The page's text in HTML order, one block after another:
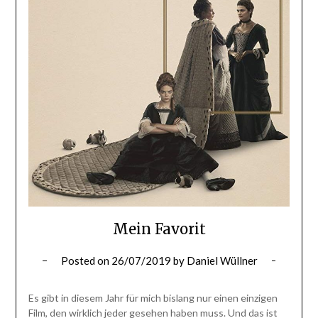
Mein Favorit
Posted on 26/07/2019 by Daniel Wüllner
Es gibt in diesem Jahr für mich bislang nur einen einzigen
Film, den wirklich jeder gesehen haben muss. Und das ist